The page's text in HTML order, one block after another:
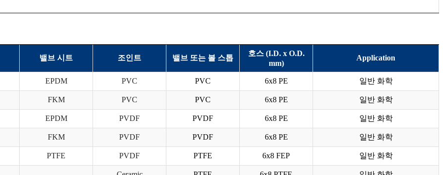
밸브 시트 조인트 밸브 또는 볼 스톱
호스 (I.D. x O.D.
mm)
Application
EPDM PVC PVC 6x8 PE 일반 화학
FKM PVC PVC 6x8 PE 일반 화학
EPDM PVDF PVDF 6x8 PE 일반 화학
FKM PVDF PVDF 6x8 PE 일반 화학
PTFE PVDF PTFE 6x8 FEP 일반 화학